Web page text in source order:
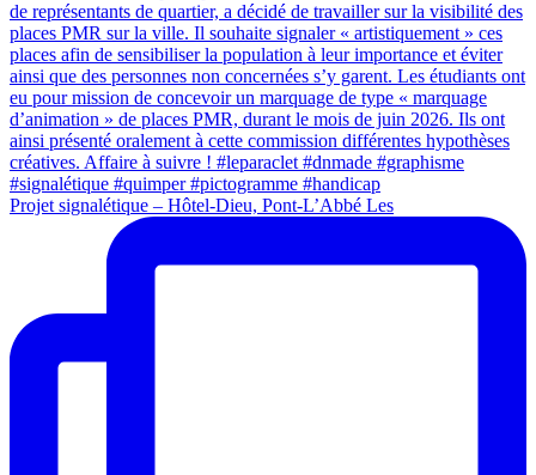
Projet signalétique – Hôtel-Dieu, Pont-L’Abbé Les